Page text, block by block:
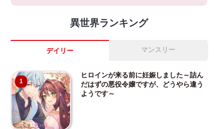
異世界ランキング
デイリー マンスリー
1
ヒロインが来る前に妊娠しました～詰ん
だはずの悪役令嬢ですが、どうやら違う
ようです～